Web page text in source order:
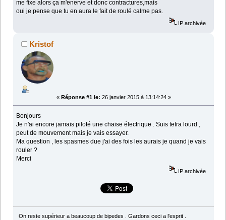
me fixe alors ça m'enerve et donc contractures,mais
oui je pense que tu en aura le fait de roulé calme pas.
IP archivée
Kristof
« Réponse #1 le: 26 janvier 2015 à 13:14:24 »
Bonjours
Je n'ai encore jamais piloté une chaise électrique . Suis tetra lourd ,
peut de mouvement mais je vais essayer.
Ma question , les spasmes due j'ai des fois les aurais je quand je vais
rouler ?
Merci
IP archivée
On reste supérieur a beaucoup de bipedes . Gardons ceci a l'esprit .